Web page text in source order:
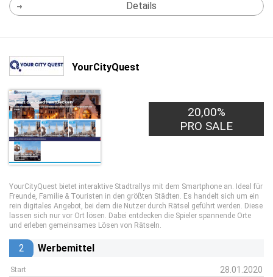
Details
YourCityQuest
20,00%
PRO SALE
YourCityQuest bietet interaktive Stadtrallys mit dem Smartphone an. Ideal für
Freunde, Familie & Touristen in den größten Städten. Es handelt sich um ein
rein digitales Angebot, bei dem die Nutzer durch Rätsel geführt werden. Diese
lassen sich nur vor Ort lösen. Dabei entdecken die Spieler spannende Orte
und erleben gemeinsames Lösen von Rätseln.
2 Werbemittel
Start 28.01.2020